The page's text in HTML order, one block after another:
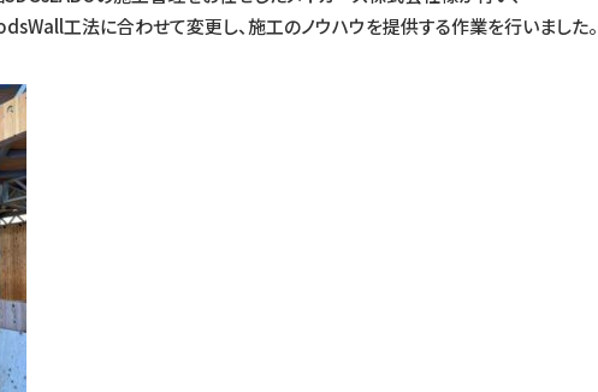
工法に合わせて変更し、施工のノウハウを提供する作業を行いました。